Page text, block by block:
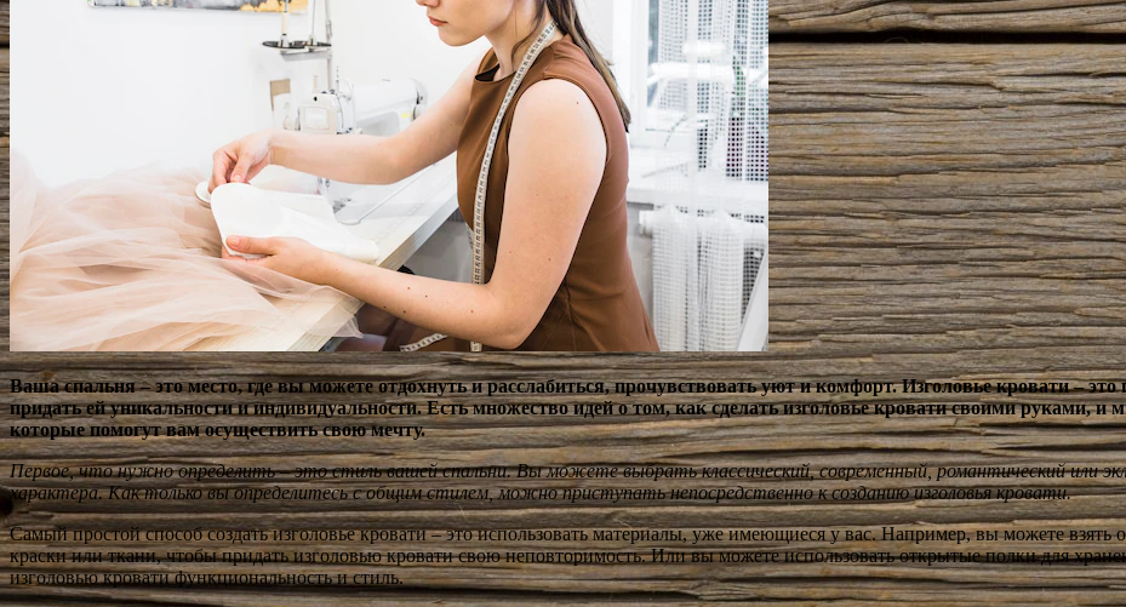
Ваша спальня – это место, где вы можете отдохнуть и расслабиться, прочувствовать уют и комфорт. Изголовье кровати –
придать ей уникальности и индивидуальности. Есть множество идей о том, как сделать изголовье кровати своими руками, и
которые помогут вам осуществить свою мечту.
Первое, что нужно определить – это стиль вашей спальни. Вы можете выбрать классический, современный, романтический или
характера. Как только вы определитесь с общим стилем, можно приступать непосредственно к созданию изголовья кровати.
Самый простой способ создать изголовье кровати – это использовать материалы, уже имеющиеся у вас. Например, вы можете
краски или ткани, чтобы придать изголовью кровати свою неповторимость. Или вы можете использовать открытые полки для
изголовью кровати функциональность и стиль.